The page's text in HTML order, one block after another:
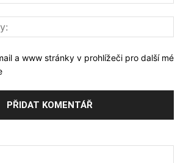
a www stránky v prohlížeči pro další mé